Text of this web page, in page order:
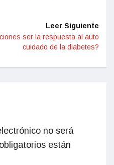
Leer Siguiente
ser la respuesta al auto
cuidado de la diabetes?
no será
están